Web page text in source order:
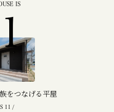
IS
をつなげる平屋
11 /